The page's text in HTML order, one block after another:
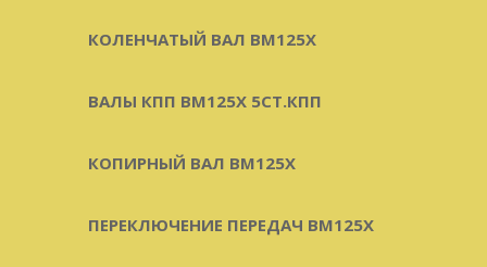
КОЛЕНЧАТЫЙ ВАЛ BM125X
ВАЛЫ КПП BM125X 5СТ.КПП
КОПИРНЫЙ ВАЛ BM125X
ПЕРЕКЛЮЧЕНИЕ ПЕРЕДАЧ BM125X